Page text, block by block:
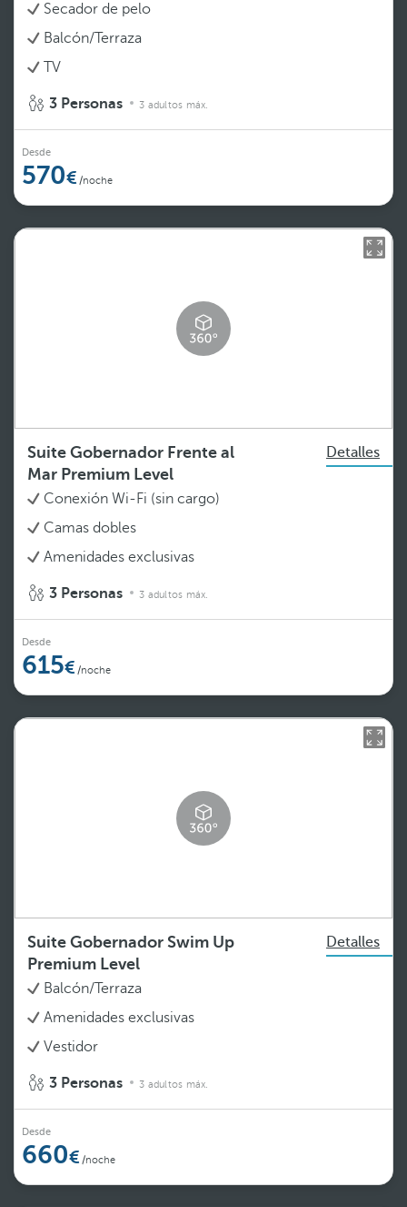
Secador de pelo
Balcón/Terraza
TV
3 Personas 3 adultos máx.
Desde
570 /noche
Suite Gobernador Frente al
Mar Premium Level
Detalles
Conexión Wi-Fi (sin cargo)
Camas dobles
Amenidades exclusivas
3 Personas 3 adultos máx.
Desde
615 /noche
Suite Gobernador Swim Up
Premium Level
Detalles
Balcón/Terraza
Amenidades exclusivas
Vestidor
3 Personas 3 adultos máx.
Desde
660 /noche